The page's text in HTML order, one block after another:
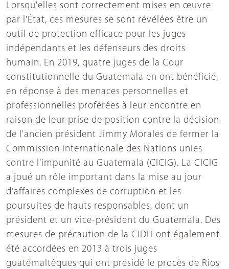
Lorsqu'elles sont correctement mises en œuvre
par l'État, ces mesures se sont révélées être un
outil de protection efficace pour les juges
indépendants et les défenseurs des droits
humain. En 2019, quatre juges de la Cour
constitutionnelle du Guatemala en ont bénéficié,
en réponse à des menaces personnelles et
professionnelles proférées à leur encontre en
raison de leur prise de position contre la décision
de l'ancien président Jimmy Morales de fermer la
Commission internationale des Nations unies
contre l'impunité au Guatemala (CICIG). La CICIG
a joué un rôle important dans la mise au jour
d’affaires complexes de corruption et les
poursuites de hauts responsables, dont un
président et un vice-président du Guatemala. Des
mesures de précaution de la CIDH ont également
été accordées en 2013 à trois juges
guatémaltèques qui ont présidé le procès de Rios